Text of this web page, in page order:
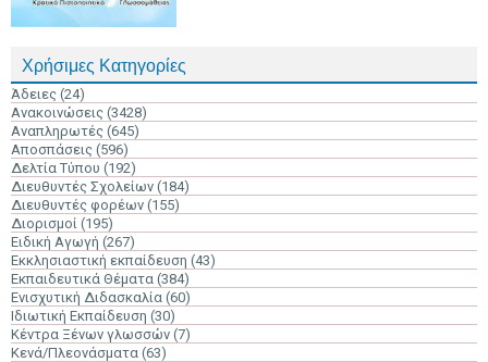
Χρήσιμες Κατηγορίες
Άδειες (24)
Ανακοινώσεις (3428)
Αναπληρωτές (645)
Αποσπάσεις (596)
Δελτία Τύπου (192)
Διευθυντές Σχολείων (184)
Διευθυντές φορέων (155)
Διορισμοί (195)
Ειδική Αγωγή (267)
Εκκλησιαστική εκπαίδευση (43)
Εκπαιδευτικά Θέματα (384)
Ενισχυτική Διδασκαλία (60)
Ιδιωτική Εκπαίδευση (30)
Κέντρα Ξένων γλωσσών (7)
Κενά/Πλεονάσματα (63)